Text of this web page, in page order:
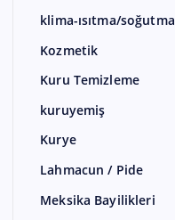
klima-ısıtma/soğutma
Kozmetik
Kuru Temizleme
kuruyemiş
Kurye
Lahmacun / Pide
Meksika Bayilikleri